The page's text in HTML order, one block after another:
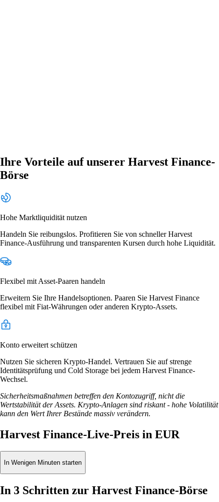
Ihre Vorteile auf unserer Harvest Finance-
Börse
Hohe Marktliquidität nutzen
Handeln Sie reibungslos. Profitieren Sie von schneller Harvest
Finance-Ausführung und transparenten Kursen durch hohe Liquidität.
Flexibel mit Asset-Paaren handeln
Erweitern Sie Ihre Handelsoptionen. Paaren Sie Harvest Finance
flexibel mit Fiat-Währungen oder anderen Krypto-Assets.
Konto erweitert schützen
Nutzen Sie sicheren Krypto-Handel. Vertrauen Sie auf strenge
Identitätsprüfung und Cold Storage bei jedem Harvest Finance-
Wechsel.
Sicherheitsmaßnahmen betreffen den Kontozugriff, nicht die
Wertstabilität der Assets. Krypto-Anlagen sind riskant - hohe Volatilität
kann den Wert Ihrer Bestände massiv verändern.
Harvest Finance-Live-Preis in EUR
In Wenigen Minuten starten
In 3 Schritten zur Harvest Finance-Börse